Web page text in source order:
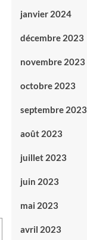
janvier 2024
décembre 2023
novembre 2023
octobre 2023
septembre 2023
août 2023
juillet 2023
juin 2023
mai 2023
avril 2023